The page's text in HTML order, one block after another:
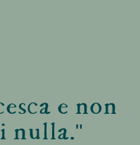
e non
nulla."